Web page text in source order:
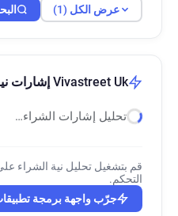
عرض الكل (1)
Vivastreet Uk إشارات نية الشراء
تحليل إشارات الشراء…
قم بتشغيل تحليل نية الشراء
التحكم.
جرّب واجهة برمجة